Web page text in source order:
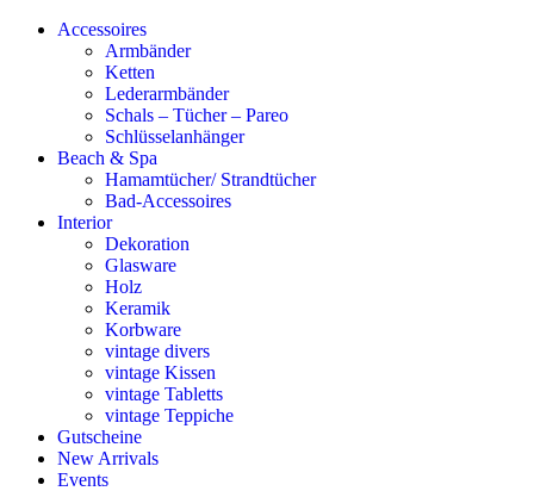
Accessoires
Armbänder
Ketten
Lederarmbänder
Schals – Tücher – Pareo
Schlüsselanhänger
Beach & Spa
Hamamtücher/ Strandtücher
Bad-Accessoires
Interior
Dekoration
Glasware
Holz
Keramik
Korbware
vintage divers
vintage Kissen
vintage Tabletts
vintage Teppiche
Gutscheine
New Arrivals
Events